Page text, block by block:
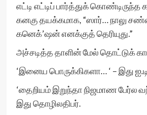
எட்டி எட்டிப் பார்த்துக்
கனகு தயக்கமாக, “ஸார்… நாலு
கனெக்’ஷன் எனக்குத் தெரியுது.”
அச்சடித்த தாளின் மேல் தொட்டுக்
‘இனைய பொருக்கிகளா… ‘ – இது
‘தைறியம் இறுந்தா நிஜமாண பேர்ல
இது தொழிலதிபர்.